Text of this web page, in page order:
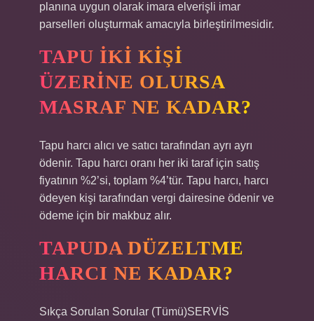
planına uygun olarak imara elverişli imar
parselleri oluşturmak amacıyla birleştirilmesidir.
TAPU IKI KIŞI
ÜZERINE OLURSA
MASRAF NE KADAR?
Tapu harcı alıcı ve satıcı tarafından ayrı ayrı
ödenir. Tapu harcı oranı her iki taraf için satış
fiyatının %2’si, toplam %4’tür. Tapu harcı, harcı
ödeyen kişi tarafından vergi dairesine ödenir ve
ödeme için bir makbuz alır.
TAPUDA DÜZELTME
HARCI NE KADAR?
Sıkça Sorulan Sorular (Tümü)SERVİS